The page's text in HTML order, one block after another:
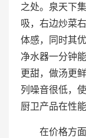
之处。泉天下
吸，右边炒菜
体感，同时其
净水器一分钟
更甜，做汤更
列噪音很低，
厨卫产品在性
在价格方